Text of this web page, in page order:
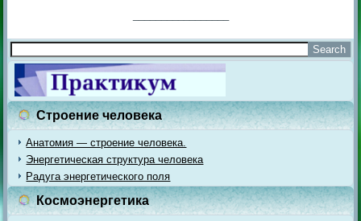
Строение человека
Анатомия — строение человека.
Энергетическая структура человека
Радуга энергетического поля
Космоэнергетика